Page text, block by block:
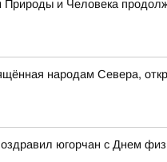
Природы и Человека
народам Севера,
югорчан с Днем